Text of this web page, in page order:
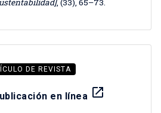
, (33), 65–73.
DE REVISTA
en línea launch